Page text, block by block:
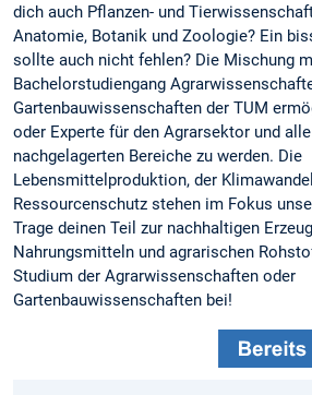
dich auch Pflanzen- und
Anatomie, Botanik und Zoologie? Ein
sollte auch nicht fehlen? Die Mischung
Bachelorstudiengang
Gartenbauwissenschaften der TUM
oder Experte für den Agrarsektor und
nachgelagerten Bereiche zu werden. Die
Lebensmittelproduktion, der
Ressourcenschutz stehen im Fokus
Trage deinen Teil zur nachhaltigen
Nahrungsmitteln und agrarischen
Studium der Agrarwissenschaften oder
Gartenbauwissenschaften bei!